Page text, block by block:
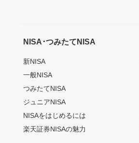
NISA･つみたてNISA
新NISA
一般NISA
つみたてNISA
ジュニアNISA
NISAをはじめるには
楽天証券NISAの魅力